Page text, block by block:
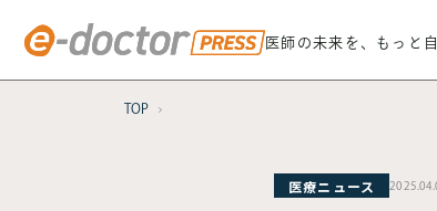
医師の未来を、もっと
TOP
医療ニュース